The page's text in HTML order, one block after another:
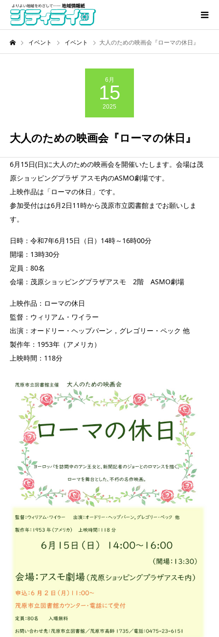
イベント イベント 大人のための映画会『ローマの休日』
6月
15
2025
大人のための映画会『ローマの休日』
6月15日(日)に大人のための映画会を開催いたします。会場は茂
原ショッピングプラザ アスモ内のASMO劇場です。
上映作品は「ローマの休日」です。
参加受付はは6月2日11時から茂原市立図書館までお願いしま
す。
日時：令和7年6月15日（日）14時～16時00分
開場：13時30分
定員：80名
会場：茂原ショッピングプラザアスモ 2階 ASMO劇場
上映作品：ローマの休日
監督：ウィリアム・ワイラー
出演：オードリー・ヘップバーン，グレゴリー・ペック 他
製作年：1953年（アメリカ）
上映時間：118分